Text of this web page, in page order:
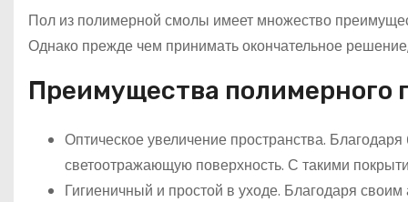
Пол из полимерной смолы имеет множество
Однако прежде чем принимать окончательное
Преимущества полимерного
Оптическое увеличение пространства.
светоотражающую поверхность. С такими
Гигиеничный и простой в уходе. Благодаря